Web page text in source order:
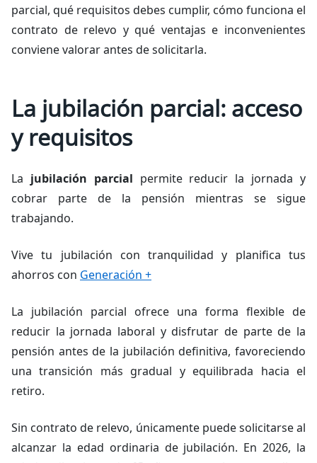
parcial, qué requisitos debes cumplir, cómo funciona el
contrato de relevo y qué ventajas e inconvenientes
conviene valorar antes de solicitarla.
La jubilación parcial: acceso
y requisitos
La jubilación parcial permite reducir la jornada y
cobrar parte de la pensión mientras se sigue
trabajando.
Vive tu jubilación con tranquilidad y planifica tus
ahorros con Generación +
La jubilación parcial ofrece una forma flexible de
reducir la jornada laboral y disfrutar de parte de la
pensión antes de la jubilación definitiva, favoreciendo
una transición más gradual y equilibrada hacia el
retiro.
Sin contrato de relevo, únicamente puede solicitarse al
alcanzar la edad ordinaria de jubilación. En 2026, la